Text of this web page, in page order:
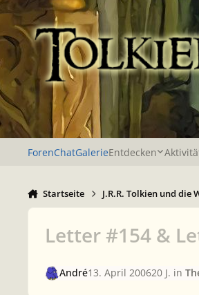
Zu Inhalt springen
ForenChatGalerieEntdecken
Startseite J.R.R. Tolkien und die
Letter #154 &
André13. April 200620 J. in